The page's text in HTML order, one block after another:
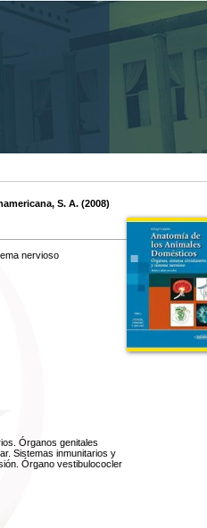
S. A. (2008)
nervioso
Órganos genitales
Sistemas inmunitarios y
Órgano vestibulococler